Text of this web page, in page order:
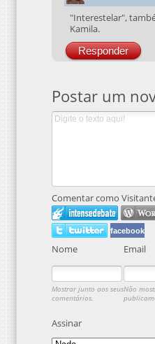
"Interestelar",
Kamila.
Responder
Postar um
Comentar como
facebook
Nome Email
Mostrar junto aos seus
comentários.
Não
Assinar